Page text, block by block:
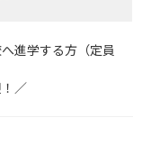
進学する方（定員
／